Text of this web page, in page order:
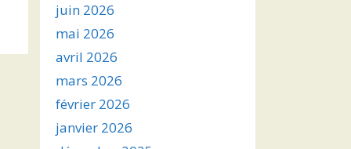
juin 2026
mai 2026
avril 2026
mars 2026
février 2026
janvier 2026